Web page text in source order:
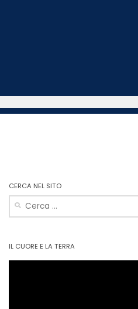
CERCA NEL SITO
Ricerca
per:
IL CUORE E LA TERRA